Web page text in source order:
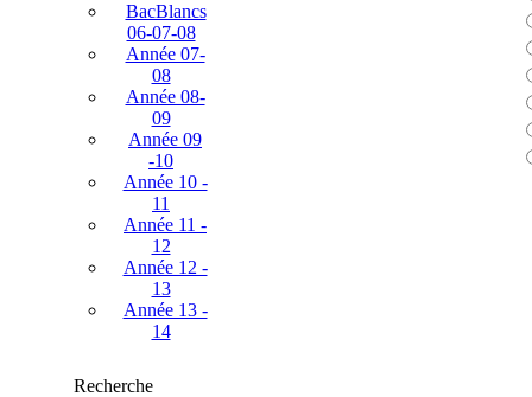
BacBlancs
06-07-08
Année 07-
08
Année 08-
09
Année 09
-10
Année 10 -
11
Année 11 -
12
Année 12 -
13
Année 13 -
14
Recherche